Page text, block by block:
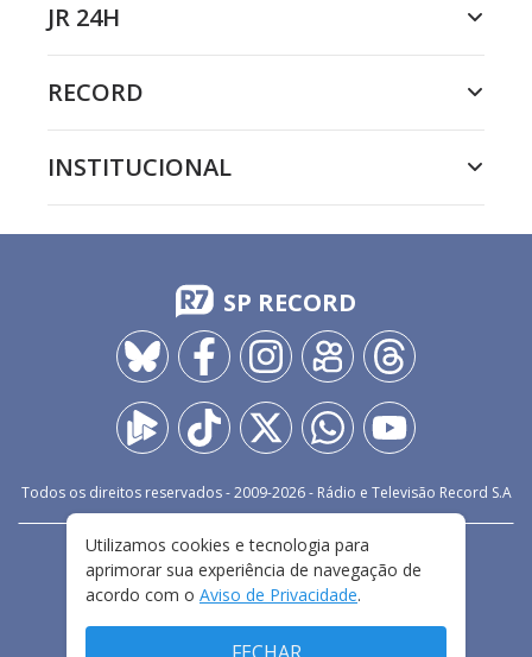
JR 24H
RECORD
INSTITUCIONAL
SP RECORD
Todos os direitos reservados - 2009-2026- Rádio e Televisão Record S.A
FALE CONOSCO
PRIVACIDADE
TERMOS E CONDIÇÕES DE USO
Utilizamos cookies e tecnologia para
aprimorar sua experiência de navegação de
acordo com o Aviso de Privacidade.